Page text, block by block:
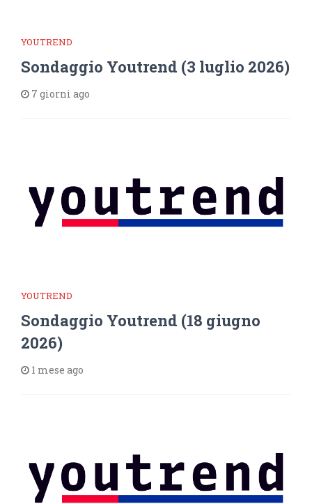
YOUTREND
Sondaggio Youtrend (3 luglio 2026)
7 giorni ago
YOUTREND
Sondaggio Youtrend (18 giugno
2026)
1 mese ago